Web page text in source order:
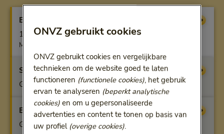
Basisverzekering
100%
Max. 3 jaar
Startfit Vergoeding
Geen vergoeding
Benfit Vergoeding
Geen vergoeding
ONVZ gebruikt cookies
ONVZ gebruikt cookies en vergelijkbare
technieken om de website goed te laten
functioneren (functionele cookies), het gebruik
ervan te analyseren (beperkt analytische
cookies)en om u gepersonaliseerde
advertenties en content te tonen op basis van
uw profiel (overige cookies).